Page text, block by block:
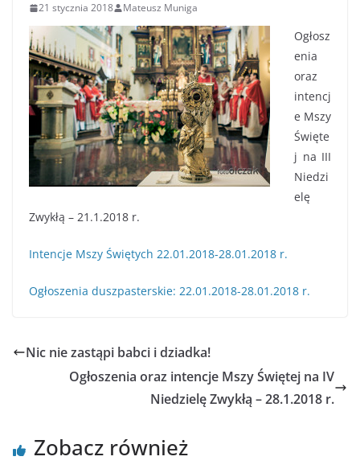
21 stycznia 2018 Mateusz Muniga
Ogłosz
enia
oraz
intencj
e Mszy
Święte
j na III
Niedzi
elę
Zwykłą – 21.1.2018 r.
Intencje Mszy Świętych 22.01.2018-28.01.2018 r.
Ogłoszenia duszpasterskie: 22.01.2018-28.01.2018 r.
Nic nie zastąpi babci i dziadka!
Ogłoszenia oraz intencje Mszy Świętej na IV
Niedzielę Zwykłą – 28.1.2018 r.
Zobacz również